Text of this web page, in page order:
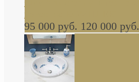
навесное КОМПЛЕКТ
95 000 руб. 120 000 руб.